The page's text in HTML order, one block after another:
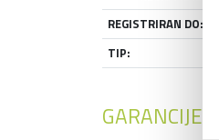
REGISTRIRAN DO:
TIP:
GARANCIJE